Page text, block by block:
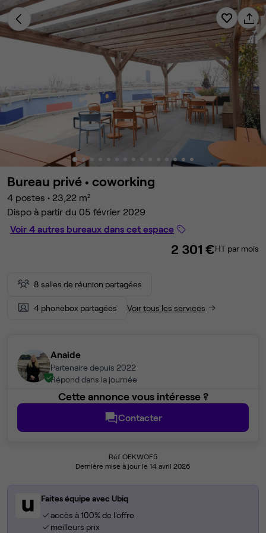
Bureau privé • coworking
4 postes • 23,22 m²
Dispo à partir du 05 février 2029
Voir 4 autres bureaux dans cet espace
2 301 €HT par mois
8 salles de réunion partagées
4 phonebox partagées Voir tous les services
Anaide
Partenaire depuis 2022
Répond dans la journée
Cette annonce vous intéresse ?
Contacter
Réf OEKWOF5
Dernière mise à jour le 14 avril 2026
Faites équipe avec Ubiq
accès à 100% de l'offre
meilleurs prix